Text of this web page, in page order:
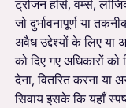
ट्रोजन हॉर्स, वर्म्स,
जो दुर्भावनापूर्ण या
अवैध उद्देश्यों के लिए
को दिए गए अधिकारों
देना, वितरित करना या
सिवाय इसके कि यहाँ